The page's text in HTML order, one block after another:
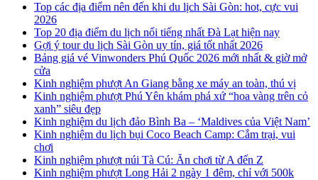
Top các địa điểm nên đến khi du lịch Sài Gòn: hot, cực vui
2026
Top 20 địa điểm du lịch nổi tiếng nhất Đà Lạt hiện nay
Gợi ý tour du lịch Sài Gòn uy tín, giá tốt nhất 2026
Bảng giá vé Vinwonders Phú Quốc 2026 mới nhất & giờ mở
cửa
Kinh nghiệm phượt An Giang bằng xe máy an toàn, thú vị
Kinh nghiệm phượt Phú Yên khám phá xứ “hoa vàng trên cỏ
xanh” siêu đẹp
Kinh nghiệm du lịch đảo Bình Ba – ‘Maldives của Việt Nam’
Kinh nghiệm du lịch bụi Coco Beach Camp: Cắm trại, vui
chơi
Kinh nghiệm phượt núi Tà Cú: Ăn chơi từ A đến Z
Kinh nghiệm phượt Long Hải 2 ngày 1 đêm, chỉ với 500k